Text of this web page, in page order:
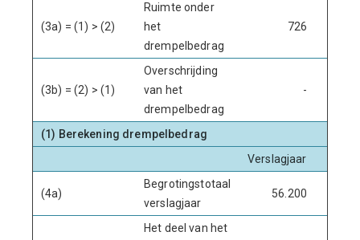
(3a) = (1) > (2)
Ruimte onder
het
drempelbedrag
726
(3b) = (2) > (1)
Overschrijding
van het
drempelbedrag
-
(1) Berekening drempelbedrag
Verslagjaar
(4a)
Begrotingstotaal
verslagjaar
56.200
Het deel van het